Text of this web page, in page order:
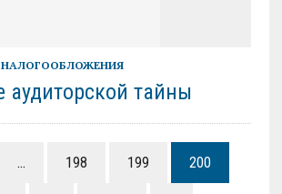
аудиторской тайны
… 198 199 200